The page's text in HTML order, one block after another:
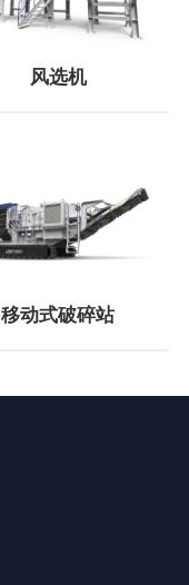
风选机
移动式破碎站